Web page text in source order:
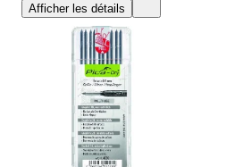
Afficher les détails